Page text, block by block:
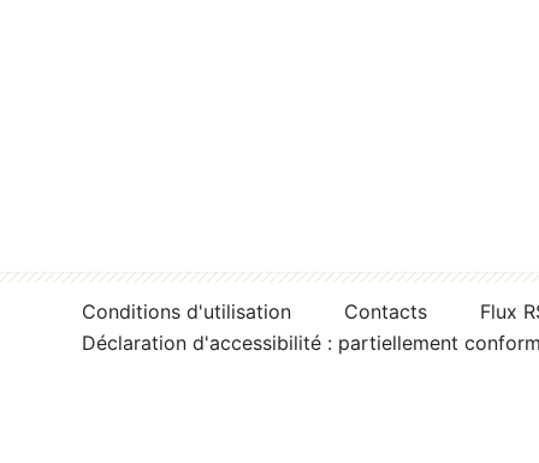
Conditions d'utilisation Contacts
Flux
Déclaration d'accessibilité : partiellement